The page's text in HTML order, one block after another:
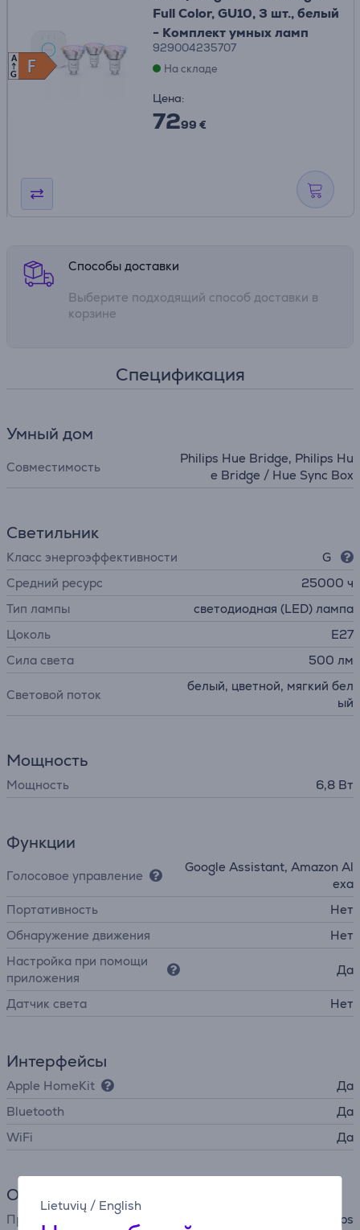
Lietuvių / English
F
F
A
G
Full Color, GU10, 3 шт., белый
- Комплект умных ламп
929004235707
На складе
Цена:
7299 €
Способы доставки
Выберите подходящий способ доставки в
корзине
Спецификация
Умный дом
Совместимость
Philips Hue Bridge, Philips Hu
e Bridge / Hue Sync Box
Светильник
Класс энергоэффективности
G
Средний ресурс
25000 ч
Тип лампы
светодиодная (LED) лампа
Цоколь
E27
Сила света
500 лм
Световой поток
белый, цветной, мягкий бел
ый
Мощность
Мощность 6,8 Вт
Функции
Голосовое управление
Google Assistant, Amazon Al
exa
Портативность
Нет
Обнаружение движения
Нет
Настройка при помощи
приложения
Да
Датчик света Нет
Интерфейсы
Apple HomeKit
Да
Bluetooth
Да
WiFi
Да
Общий параметр
Производитель Philips